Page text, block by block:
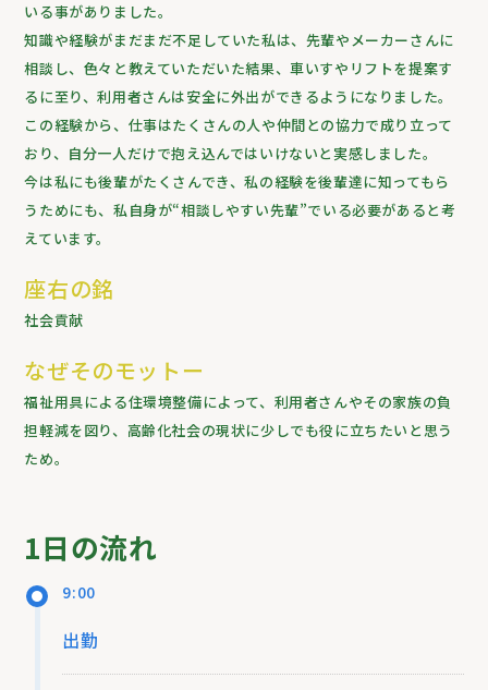
いる事がありました。
知識や経験がまだまだ不足していた私は、先輩やメーカーさんに
相談し、色々と教えていただいた結果、車いすやリフトを提案す
るに至り、利用者さんは安全に外出ができるようになりました。
この経験から、仕事はたくさんの人や仲間との協力で成り立って
おり、自分一人だけで抱え込んではいけないと実感しました。
今は私にも後輩がたくさんでき、私の経験を後輩達に知ってもら
うためにも、私自身が“相談しやすい先輩”でいる必要があると考
えています。
座右の銘
社会貢献
なぜそのモットー
福祉用具による住環境整備によって、利用者さんやその家族の負
担軽減を図り、高齢化社会の現状に少しでも役に立ちたいと思う
ため。
1日の流れ
9:00
出勤